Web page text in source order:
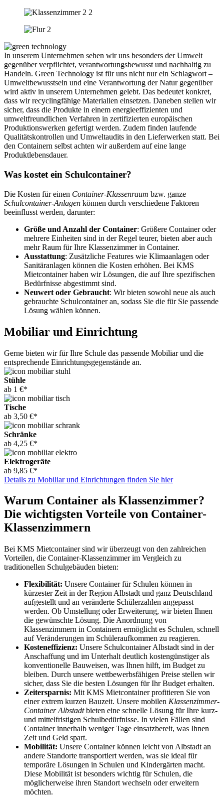
In unserem Unternehmen sehen wir uns besonders der Umwelt
gegenüber verpflichtet, verantwortungsbewusst und nachhaltig zu
Handeln. Green Technology ist für uns nicht nur ein Schlagwort –
Umweltbewusstsein und eine Verantwortung der Natur gegenüber
wird aktiv in unserem Unternehmen gelebt. Das bedeutet konkret,
dass wir recyclingfähige Materialien einsetzen. Daneben stellen wir
sicher, dass die Produkte in einem energieeffizienten und
umweltfreundlichen Verfahren in zertifizierten europäischen
Produktionswerken gefertigt werden. Zudem finden laufende
Qualitätskontrollen und Umweltaudits in den Lieferwerken statt. Bei
den Containern selbst achten wir außerdem auf eine lange
Produktlebensdauer.
Was kostet ein Schulcontainer?
Die Kosten für einen Container-Klassenraum bzw. ganze
Schulcontainer-Anlagen können durch verschiedene Faktoren
beeinflusst werden, darunter:
Größe und Anzahl der Container: Größere Container oder
mehrere Einheiten sind in der Regel teurer, bieten aber auch
mehr Raum für Ihre Klassenzimmer in Container.
Ausstattung: Zusätzliche Features wie Klimaanlagen oder
Sanitäranlagen können die Kosten erhöhen. Bei KMS
Mietcontainer haben wir Lösungen, die auf Ihre spezifischen
Bedürfnisse abgestimmt sind.
Neuwert oder Gebraucht: Wir bieten sowohl neue als auch
gebrauchte Schulcontainer an, sodass Sie die für Sie passende
Lösung wählen können.
Mobiliar und Einrichtung
Gerne bieten wir für Ihre Schule das passende Mobiliar und die
entsprechende Einrichtungsgegenstände an.
Stühle
ab 1 €*
Tische
ab 3,50 €*
Schränke
ab 4,25 €*
Elektrogeräte
ab 9,85 €*
Details zu Mobiliar und Einrichtungen finden Sie hier
Warum Container als Klassenzimmer?
Die wichtigsten Vorteile von Container-
Klassenzimmern
Bei KMS Mietcontainer sind wir überzeugt von den zahlreichen
Vorteilen, die Container-Klassenzimmer im Vergleich zu
traditionellen Schulgebäuden bieten:
Flexibilität: Unsere Container für Schulen können in
kürzester Zeit in der Region Albstadt und ganz Deutschland
aufgestellt und an veränderte Schülerzahlen angepasst
werden. Ob Umstellung oder Erweiterung, wir bieten Ihnen
die gewünschte Lösung. Die Anordnung von
Klassenzimmern in Containern ermöglicht es Schulen, schnell
auf Veränderungen im Schüleraufkommen zu reagieren.
Kosteneffizienz: Unsere Schulcontainer Albstadt sind in der
Anschaffung und im Unterhalt deutlich kostengünstiger als
konventionelle Bauweisen, was Ihnen hilft, im Budget zu
bleiben. Durch unsere wettbewerbsfähigen Preise stellen wir
sicher, dass Sie die besten Lösungen für Ihr Budget erhalten.
Zeitersparnis: Mit KMS Mietcontainer profitieren Sie von
einer extrem kurzen Bauzeit. Unsere mobilen Klassenzimmer-
Container Albstadtbieten eine schnelle Lösung für Ihre kurz-
und mittelfristigen Schulbedürfnisse. In vielen Fällen sind
Container innerhalb weniger Tage einsatzbereit, was Ihnen
Zeit und Geld spart.
Mobilität: Unsere Container können leicht von Albstadt an
andere Standorte transportiert werden, was sie ideal für
temporäre Lösungen in Schulen und Kindergärten macht.
Diese Mobilität ist besonders wichtig für Schulen, die
möglicherweise ihren Standort wechseln oder erweitern
möchten.